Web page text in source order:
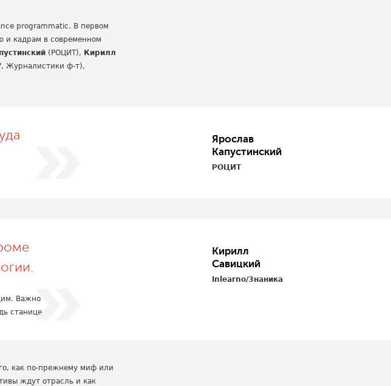
programmatic. В первом
и кадрам в современном
(РОЦИТ), Кирилл
Журналистики ф-т),
Ярослав
Капустинский
РОЦИТ
Важно
станице.
Кирилл
Савицкий
Inlearno/Знаника
как по-прежнему миф или
ждут отрасль и как